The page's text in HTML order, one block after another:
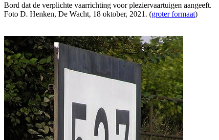
Bord dat de verplichte vaarrichting voor pleziervaartuigen aangeeft.
Foto D. Henken, De Wacht, 18 oktober, 2021. (groter formaat)